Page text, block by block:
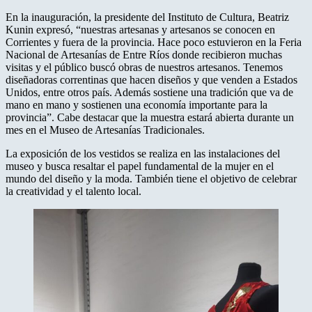
En la inauguración, la presidente del Instituto de Cultura, Beatriz
Kunin expresó, “nuestras artesanas y artesanos se conocen en
Corrientes y fuera de la provincia. Hace poco estuvieron en la Feria
Nacional de Artesanías de Entre Ríos donde recibieron muchas
visitas y el público buscó obras de nuestros artesanos. Tenemos
diseñadoras correntinas que hacen diseños y que venden a Estados
Unidos, entre otros país. Además sostiene una tradición que va de
mano en mano y sostienen una economía importante para la
provincia”. Cabe destacar que la muestra estará abierta durante un
mes en el Museo de Artesanías Tradicionales.
La exposición de los vestidos se realiza en las instalaciones del
museo y busca resaltar el papel fundamental de la mujer en el
mundo del diseño y la moda. También tiene el objetivo de celebrar
la creatividad y el talento local.